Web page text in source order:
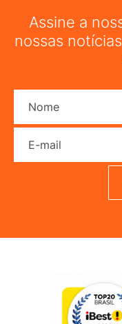
Assine a
nossas